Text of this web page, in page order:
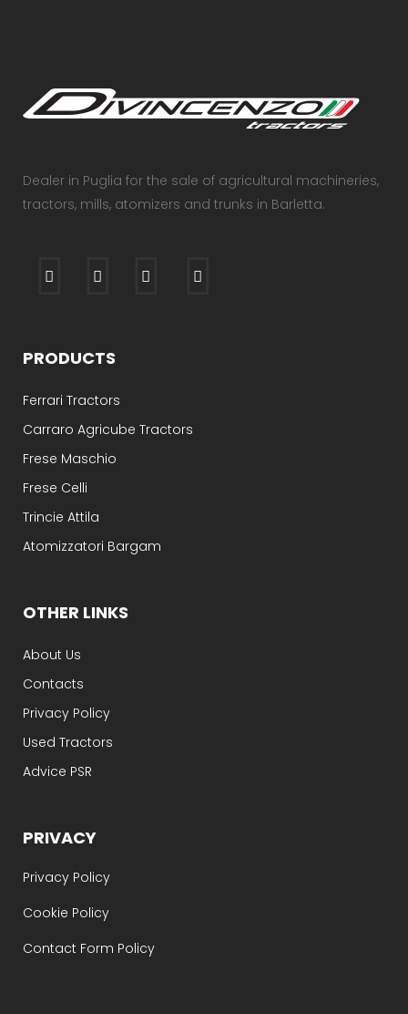
Dealer in Puglia for the sale of agricultural machineries,
tractors, mills, atomizers and trunks in Barletta.
PRODUCTS
Ferrari Tractors
Carraro Agricube Tractors
Frese Maschio
Frese Celli
Trincie Attila
Atomizzatori Bargam
OTHER LINKS
About Us
Contacts
Privacy Policy
Used Tractors
Advice PSR
PRIVACY
Privacy Policy
Cookie Policy
Contact Form Policy